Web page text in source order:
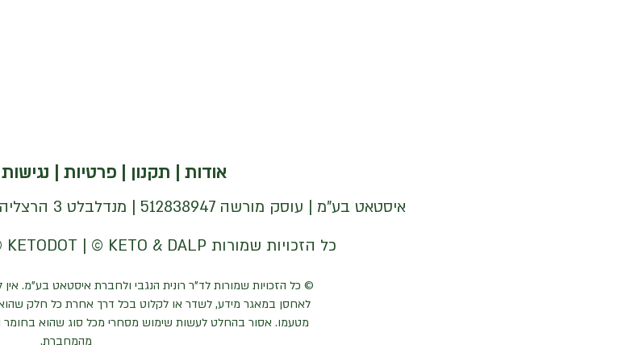
אודות תקנון |פרטיות נגישות
איסטאט בע"מ | עוסק מורשה 512838947 | מנדלבלט 3 הרצליה | 058-4637331 |
© כל הזכויות שמורות לד"ר רונית הנגבי ולחברת איסטאט בע"מ.
לאחסן במאגר מידע, לשדר או לקלוט בכל דרך אחרת כל חלק
מטעמו. אסור בהחלט לעשות שימוש מסחרי מכל סוג שהוא
מהמחברת.